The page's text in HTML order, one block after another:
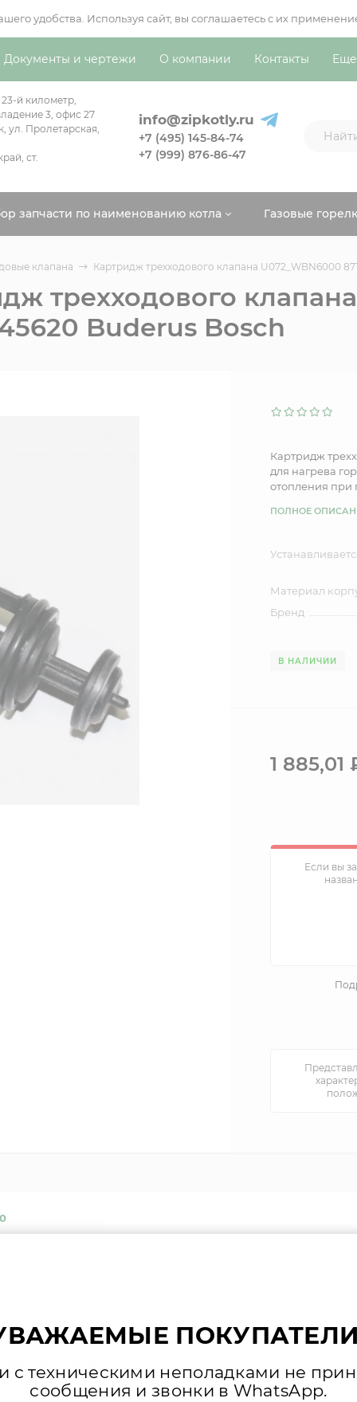
удобства. Используя сайт, вы соглашаетесь с их
Документы и чертежи О компании Контакты Еще
й километр,
3, офис 27
ул. Пролетарская,
ст.
info@zipkotly.ru
+7 (495) 145-84-74
+7 (999) 876-86-47
запчасти по наименованию котла Газовые
клапана Картридж трехходового клапана U072_WBN6000
трехходового
Buderus Bosch
Картридж
для нагрева
отопления при
ПОЛНОЕ
Материал
Бренд
В НАЛИЧИИ
1 885,01
Если вы
0
с техническими неполадками не
сообщения и звонки в WhatsApp.